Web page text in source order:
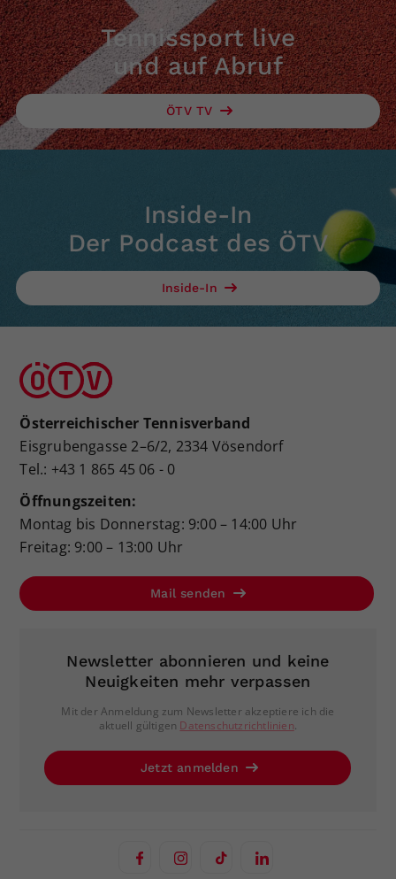
Tennissport live
und auf Abruf
ÖTV TV
Inside-In
Der Podcast des ÖTV
Inside-In
Österreichischer Tennisverband
Eisgrubengasse 2–6/2, 2334 Vösendorf
Tel.: +43 1 865 45 06 - 0
Öffnungszeiten:
Montag bis Donnerstag: 9:00 – 14:00 Uhr
Freitag: 9:00 – 13:00 Uhr
Mail senden
Newsletter abonnieren und keine
Neuigkeiten mehr verpassen
Mit der Anmeldung zum Newsletter akzeptiere ich die
aktuell gültigen Datenschutzrichtlinien.
Jetzt anmelden